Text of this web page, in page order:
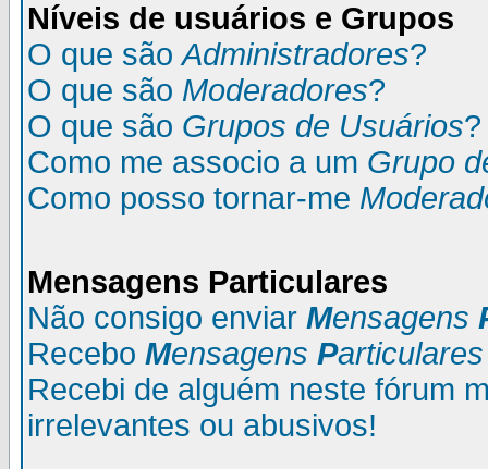
Níveis de usuários e Grupos
O que sãoAdministradores?
O que são Moderadores?
O que são Grupos de Usuários?
Como me associo a um Grupo
Como posso tornar-me
Mensagens Particulares
Não consigo enviar Mensagens
Recebo Mensagens Particulares
Recebi de alguém neste fórum
irrelevantes ou abusivos!